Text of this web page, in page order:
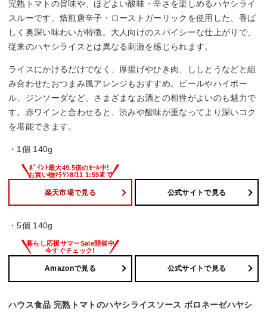
完熟トマトの旨味や、ほどよい酸味・辛さを楽しめるハヤシライ
スルーです。焙煎唐辛子・ローストガーリックを使用した、香ば
しく奥深い味わいが特徴。大人向けのスパイシーな仕上がりで、
従来のハヤシライスとは異なる刺激を感じられます。
ライスにかけるだけでなく、厚揚げやひき肉、ししとうなどと組
み合わせたおつまみ風アレンジもおすすめ。ビールやハイボー
ル、ジンソーダなど、さまざまなお酒との相性がよいのも魅力で
す。赤ワインと合わせると、渋みや酸味が重なってより深いコク
を堪能できます。
・1個 140g
楽天市場で見る 公式サイトで見る
・5個 140g
Amazonで見る 公式サイトで見る
ハウス食品 完熟トマトのハヤシライスソース ボロネーゼハヤシ